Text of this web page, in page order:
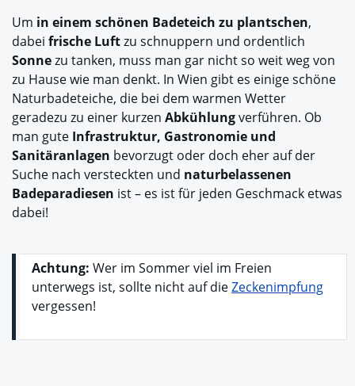
Um in einem schönen Badeteich zu plantschen,
dabei frische Luftzu schnuppern und ordentlich
Sonnezu tanken, muss man gar nicht so weit weg von
zu Hause wie man denkt. In Wien gibt es einige schöne
Naturbadeteiche, die bei dem warmen Wetter
geradezu zu einer kurzen Abkühlungverführen. Ob
man gute Infrastruktur, Gastronomie und
Sanitäranlagen bevorzugt oder doch eher auf der
Suche nach versteckten und naturbelassenen
Badeparadiesen ist – es ist für jeden Geschmack etwas
dabei!
Achtung: Wer im Sommer viel im Freien
unterwegs ist, sollte nicht auf dieZeckenimpfung
vergessen!